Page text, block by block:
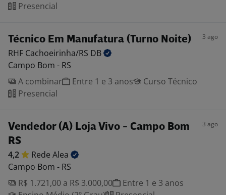
Presencial
Técnico Em Manufatura (Turno Noite) 3 ago
RHF Cachoeirinha/RS DB
Campo Bom - RS
A combinar
Entre 1 e 3 anos
Curso Técnico
Presencial
Vendedor (A) Loja Vivo - Campo Bom
RS
3 ago
4,2 Rede Alea
Campo Bom - RS
R$ 1.721,00 a R$ 3.000,00
Entre 1 e 3 anos